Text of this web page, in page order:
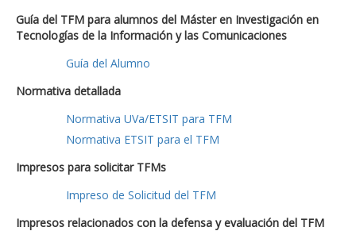
Guía del TFM para alumnos del Máster en Investigación en
Tecnologías de la Información y las Comunicaciones
Guía del Alumno
Normativa detallada
Normativa UVa/ETSIT para TFM
Normativa ETSIT para el TFM
Impresos para solicitar TFMs
Impreso de Solicitud del TFM
Impresos relacionados con la defensa y evaluación del TFM